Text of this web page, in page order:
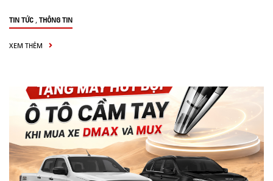
TIN TỨC , THÔNG TIN
XEM THÊM